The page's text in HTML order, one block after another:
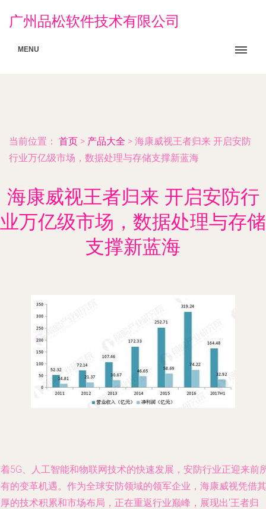
广州品松软件技术有限公司
MENU
当前位置： 首页 > 产品大全 > 海康威视王者归来 开启安防
行业万亿级市场，数据处理与存储支撑新蓝海
海康威视王者归来 开启安防行
业万亿级市场，数据处理与存储
支撑新蓝海
5G、人工智能和物联网技术的快速发展，安防行业正迎来前
的变革机遇。作为全球安防领域的领军企业，海康威视凭借其
的技术积累和市场布局，正在重返行业巅峰，展现出‘王者归